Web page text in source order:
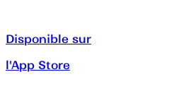
Disponible sur
l'App Store